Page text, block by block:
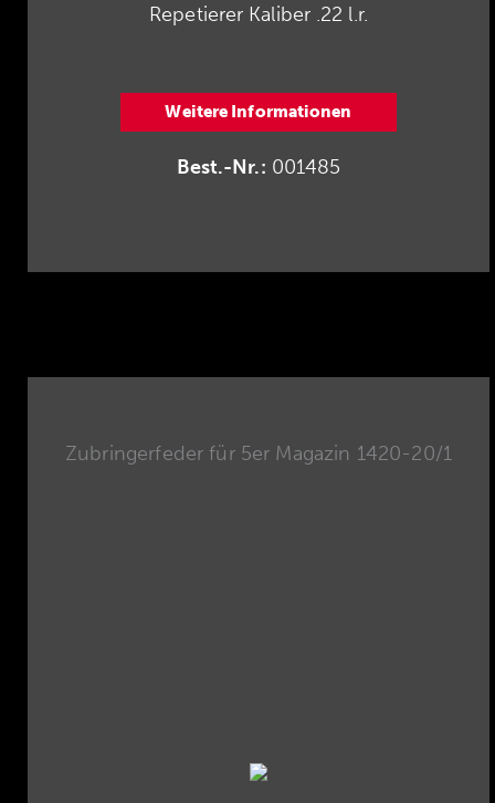
Repetierer Kaliber .22 l.r.
Weitere Informationen
Best.-Nr.: 001485
Zubringerfeder für 5er Magazin 1420-20/1